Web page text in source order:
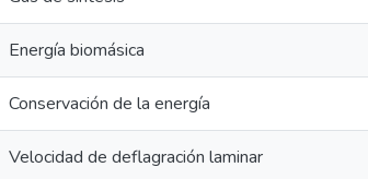
Energía biomásica
Conservación de la energía
Velocidad de deflagración laminar